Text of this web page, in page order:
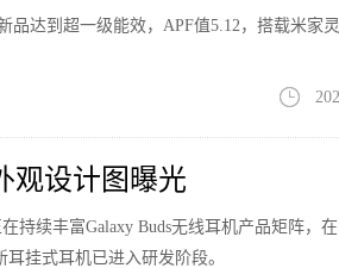
品达到超一级能效，APF值5.12，搭载米家
观设计图曝光
持续丰富Galaxy Buds无线耳机产品矩阵，
挂式耳机已进入研发阶段。